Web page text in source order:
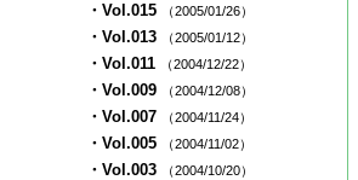
・Vol.015 （2005/01/26）
・Vol.013 （2005/01/12）
・Vol.011 （2004/12/22）
・Vol.009 （2004/12/08）
・Vol.007 （2004/11/24）
・Vol.005 （2004/11/02）
・Vol.003 （2004/10/20）